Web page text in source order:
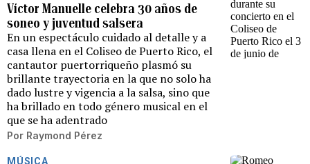
Víctor Manuelle celebra 30 años de
soneo y juventud salsera
En un espectáculo cuidado al detalle y a
casa llena en el Coliseo de Puerto Rico, el
cantautor puertorriqueño plasmó su
brillante trayectoria en la que no solo ha
dado lustre y vigencia a la salsa, sino que
ha brillado en todo género musical en el
que se ha adentrado
Por Raymond Pérez
MÚSICA